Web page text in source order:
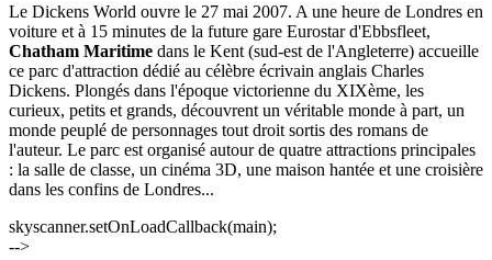
Le Dickens World ouvre le 27 mai 2007. A une heure de Londres en
voiture et à 15 minutes de la future gare Eurostar d'Ebbsfleet,
Chatham Maritime dans le Kent (sud-est de l'Angleterre) accueille
ce parc d'attraction dédié au célèbre écrivain anglais Charles
Dickens. Plongés dans l'époque victorienne du XIXème, les
curieux, petits et grands, découvrent un véritable monde à part, un
monde peuplé de personnages tout droit sortis des romans de
l'auteur. Le parc est organisé autour de quatre attractions principales
: la salle de classe, un cinéma 3D, une maison hantée et une croisière
dans les confins de Londres...
skyscanner.setOnLoadCallback(main);
-->